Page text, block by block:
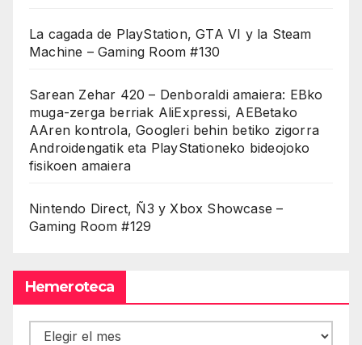
La cagada de PlayStation, GTA VI y la Steam
Machine – Gaming Room #130
Sarean Zehar 420 – Denboraldi amaiera: EBko
muga-zerga berriak AliExpressi, AEBetako
AAren kontrola, Googleri behin betiko zigorra
Androidengatik eta PlayStationeko bideojoko
fisikoen amaiera
Nintendo Direct, Ñ3 y Xbox Showcase –
Gaming Room #129
Hemeroteca
Hemeroteca